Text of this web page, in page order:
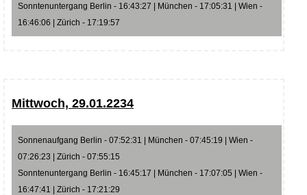
Sonntenuntergang Berlin - 16:43:27 | München - 17:05:31 | Wien -
16:46:06 | Zürich - 17:19:57
Mittwoch, 29.01.2234
Sonnenaufgang Berlin - 07:52:31 | München - 07:45:19 | Wien -
07:26:23 | Zürich - 07:55:15
Sonntenuntergang Berlin - 16:45:17 | München - 17:07:05 | Wien -
16:47:41 | Zürich - 17:21:29